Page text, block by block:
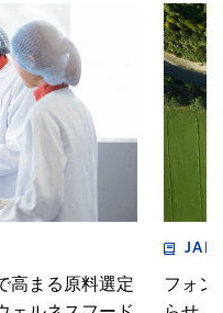
高まる原料選定
フォン